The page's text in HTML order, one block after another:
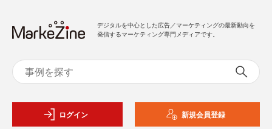
デジタルを中心とした広告／マーケティングの最新動向を
発信するマーケティング専門メディアです。
ログイン 新規会員登録